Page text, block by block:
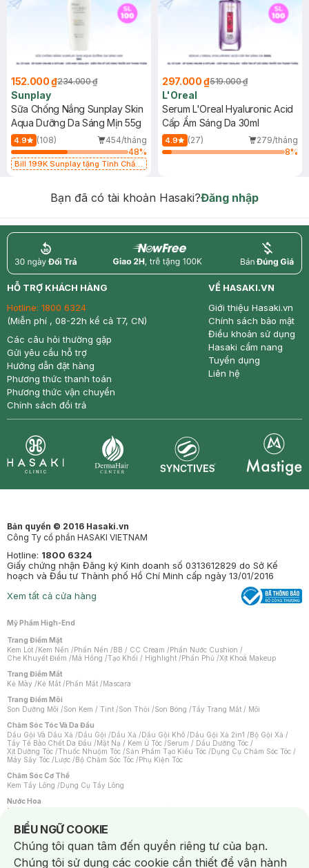
152.000 ₫234.000 ₫
Sunplay
Sữa Chống Nắng Sunplay Skin
Aqua Dưỡng Da Sáng Mịn 55g
4.9 (108)
454/tháng
48%
Bill 199K Sunplay tặng Tinh Chất
297.000 ₫519.000 ₫
L'Oreal
Serum L'Oreal Hyaluronic Acid
Cấp Ẩm Sáng Da 30ml
4.9 (27)
279/tháng
8%
Bạn đã có tài khoản Hasaki?Đăng nhập
return nowfree price
HỖ TRỢ KHÁCH HÀNG
Hotline: 1800 6324
(Miễn phí , 08-22h kể cả T7, CN)
Các câu hỏi thường gặp
Gửi yêu cầu hỗ trợ
Hướng dẫn đặt hàng
Phương thức thanh toán
Phương thức vận chuyển
Chính sách đổi trả
VỀ HASAKI.VN
Giới thiệu Hasaki.vn
Chính sách bảo mật
Điều khoản sử dụng
Hasaki cẩm nang
Tuyển dụng
Liên hệ
Bản quyền © 2016 Hasaki.vn
Công Ty cổ phần HASAKI VIETNAM
Hotline: 1800 6324
Giấy chứng nhận Đăng ký Kinh doanh số 0313612829 do Sở Kế
hoạch và Đầu tư Thành phố Hồ Chí Minh cấp ngày 13/01/2016
Xem tất cả cửa hàng
Mỹ Phẩm High-End
Trang Điểm Mặt
Kem Lót /Kem Nền /Phấn Nền /BB / CC Cream /Phấn Nước Cushion /
Che Khuyết Điểm /Má Hồng /Tạo Khối / Highlight /Phấn Phủ /Xịt Khoá Makeup
Trang Điểm Mắt
Kẻ Mày /Kẻ Mắt /Phấn Mắt /Mascara
Trang Điểm Môi
Son Dưỡng Môi /Son Kem / Tint /Son Thỏi /Son Bóng /Tẩy Trang Mắt / Môi
Chăm Sóc Tóc Và Da Đầu
Dầu Gội Và Dầu Xả /Dầu Gội /Dầu Xả /Dầu Gội Khô /Dầu Gội Xả 2in1 /Bộ Gội Xả /
Tẩy Tế Bào Chết Da Đầu /Mặt Nạ / Kem Ủ Tóc /Serum / Dầu Dưỡng Tóc /
Xịt Dưỡng Tóc /Thuốc Nhuộm Tóc /Sản Phẩm Tạo Kiểu Tóc /Dụng Cụ Chăm Sóc Tóc /
Máy Sấy Tóc /Lược /Bộ Chăm Sóc Tóc /Phụ Kiện Tóc
Chăm Sóc Cơ Thể
Kem Tẩy Lông /Dụng Cụ Tẩy Lông
Nước Hoa
Nước Hoa Nữ
Chăm Sóc Cá Nhân
Chống Muỗi /Khẩu Trang /Máy Massage/Mặt Nạ Xông Hơi /Nước Rửa Tay/
Sản Phẩm Chăm Sóc Khác /Bàn Chải Đánh Răng /Bàn Chải Điện/
Hỗ Trợ Trắng Răng/Kem Đánh Răng /Máy Tăm Nước/ Nước Súc Miệng/
BIỂU NGỮ COOKIE
Notice about cookies usage
Chúng tôi quan tâm đến quyền riêng tư của bạn.
Chúng tôi sử dụng các cookie cần thiết để vận hành